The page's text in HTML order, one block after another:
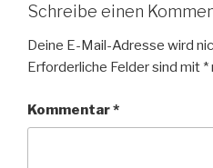
Schreibe einen
Deine E-Mail-Adresse wird
Erforderliche Felder sind mit *
Kommentar*